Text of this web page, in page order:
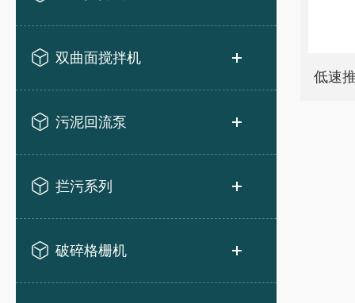
双曲面搅拌机
污泥回流泵
拦污系列
破碎格栅机
低速